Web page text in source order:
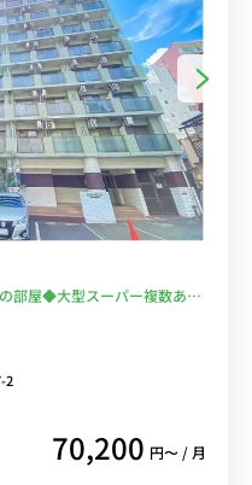
部屋◆大型スーパー複数あり
チェアがあるお部屋でテレワ
2
70,200 円〜 / 月